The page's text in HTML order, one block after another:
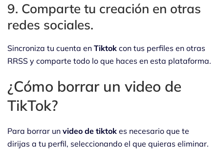
9. Comparte tu creación en otras
redes sociales.
Sincroniza tu cuenta en Tiktok con tus perfiles en otras
RRSS y comparte todo lo que haces en esta plataforma.
¿Cómo borrar un video de
TikTok?
Para borrar un video de tiktok es necesario que te
dirijas a tu perfil, seleccionando el que quieras eliminar.